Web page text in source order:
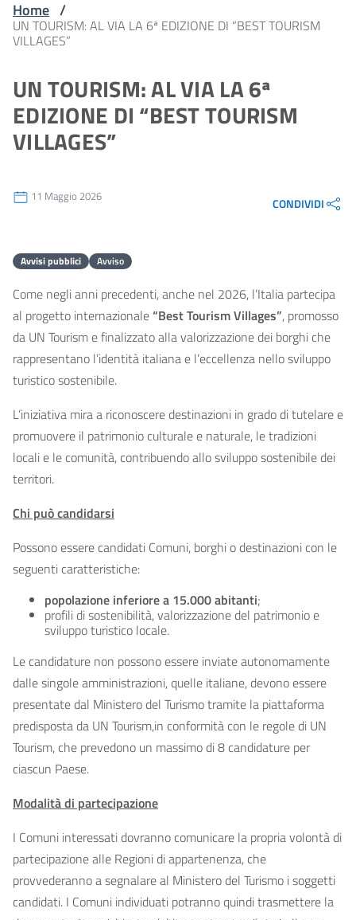
Home /
UN TOURISM: AL VIA LA 6ª EDIZIONE DI “BEST TOURISM
VILLAGES”
UN TOURISM: AL VIA LA 6ª
EDIZIONE DI “BEST TOURISM
VILLAGES”
11 Maggio 2026 CONDIVIDI
Avvisi pubblici Avviso
Come negli anni precedenti, anche nel 2026, l’Italia partecipa
al progetto internazionale“Best Tourism Villages”, promosso
da UN Tourism e finalizzato alla valorizzazione dei borghi che
rappresentano l’identità italiana e l’eccellenza nello sviluppo
turistico sostenibile.
L’iniziativa mira a riconoscere destinazioni in grado di tutelare e
promuovere il patrimonio culturale e naturale, le tradizioni
locali e le comunità, contribuendo allo sviluppo sostenibile dei
territori.
Chi può candidarsi
Possono essere candidati Comuni, borghi o destinazioni con le
seguenti caratteristiche:
popolazione inferiore a 15.000 abitanti;
profili di sostenibilità, valorizzazione del patrimonio e
sviluppo turistico locale.
Le candidature non possono essere inviate autonomamente
dalle singole amministrazioni, quelle italiane, devono essere
presentate dal Ministero del Turismo tramite la piattaforma
predisposta da UN Tourism,in conformità con le regole di UN
Tourism, che prevedono un massimo di 8 candidature per
ciascun Paese.
Modalità di partecipazione
I Comuni interessati dovranno comunicare la propria volontà di
partecipazione alle Regioni di appartenenza, che
provvederanno a segnalare al Ministero del Turismo i soggetti
candidati. I Comuni individuati potranno quindi trasmettere la